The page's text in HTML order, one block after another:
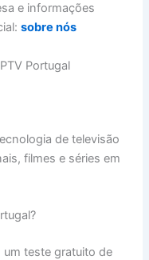
e informações
sobre nós
Portugal
de televisão
filmes e séries em
um teste gratuito de